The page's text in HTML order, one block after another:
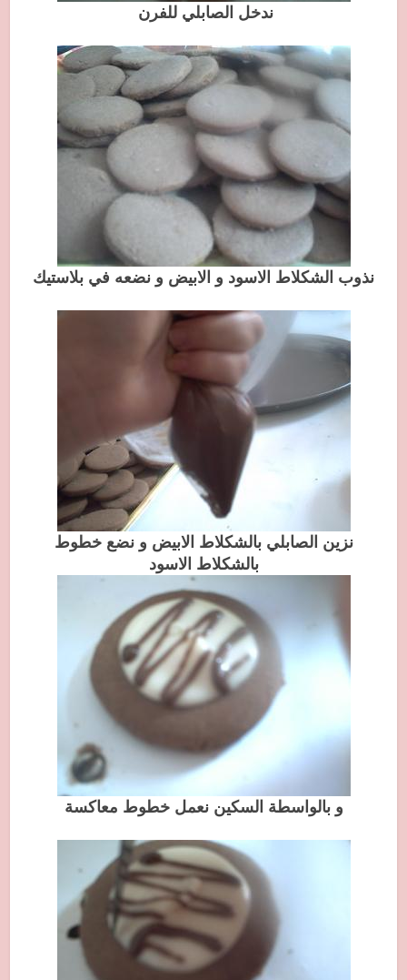
ندخل الصابلي للفرن
نذوب الشكلاط الاسود و الابيض و نضعه في بلاستيك
نزين الصابلي بالشكلاط الابيض و نضع خطوط
بالشكلاط الاسود
و بالواسطة السكين نعمل خطوط معاكسة